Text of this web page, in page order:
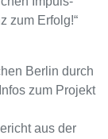
zum Erfolg!“
Berlin durch
zum Projekt
aus der